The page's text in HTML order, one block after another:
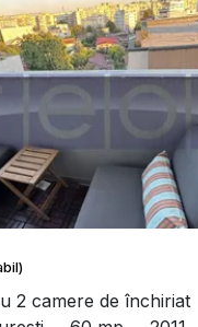
2 camere de închiriat